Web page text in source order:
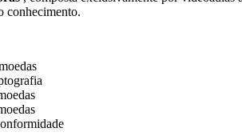
conhecimento.